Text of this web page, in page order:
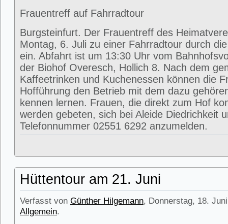
Frauentreff auf Fahrradtour
Burgsteinfurt. Der Frauentreff des
Montag, 6. Juli zu einer Fahrradtour durch
ein. Abfahrt ist um 13:30 Uhr vom
der Biohof Overesch, Hollich 8. Nach dem
Kaffeetrinken und Kuchenessen können die
Hofführung den Betrieb mit dem dazu
kennen lernen. Frauen, die direkt zum Hof
werden gebeten, sich bei Aleide Diedrichkeit
Telefonnummer 02551 6292 anzumelden.
Hüttentour am 21. Juni
Verfasst von Günther Hilgemann, Donnerstag, 18.
Allgemein.